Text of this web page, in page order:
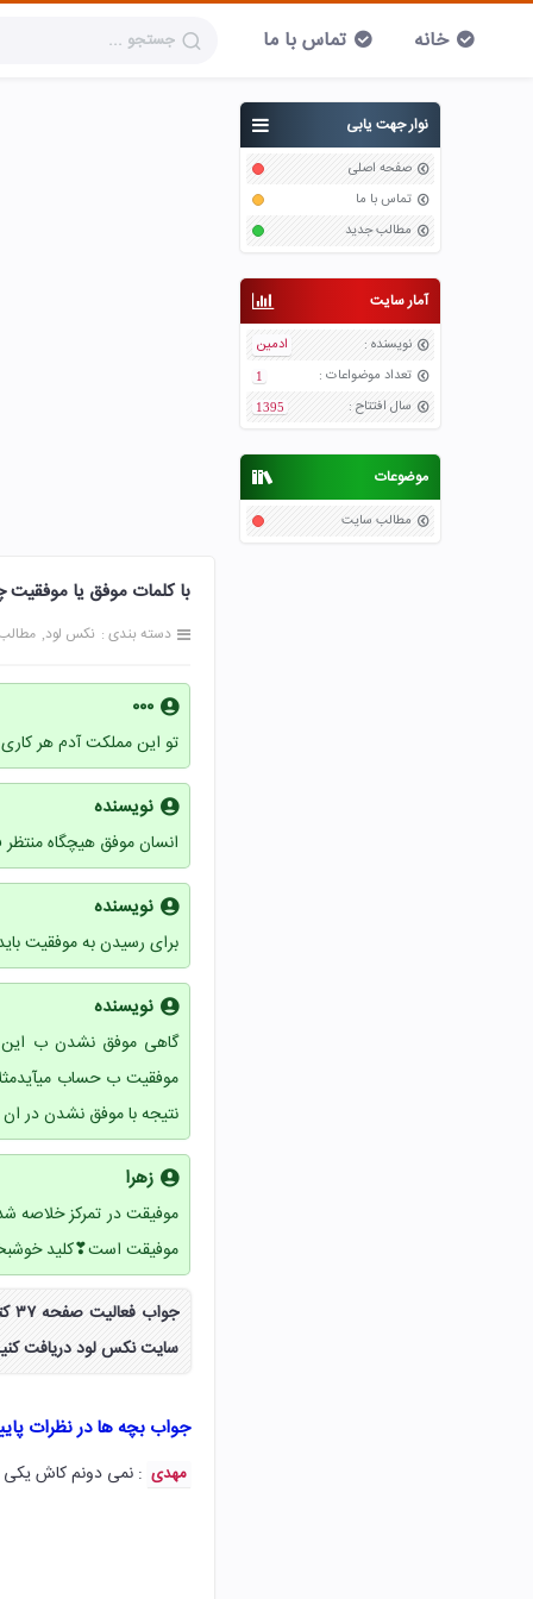
خانه تماس با ما
نوار جهت یابی
صفحه اصلی
تماس با ما
مطالب جدید
آمار سایت
نویسنده :
ادمین
تعداد موضواعات :
1
سال افتتاح :
1395
موضوعات
مطالب سایت
با کلمات موفق یا موفقیت چند جمله
دسته بندی : نکس لود
۰۰۰
تو این مملکت آدم هر
نویسنده
انسان موفق هیچگاه
نویسنده
برای رسیدن به موفقیت
نویسنده
گاهی موفق نشدن ب
موفقیت ب حساب
نتیجه با موفق نشدن در
زهرا
موفیقت در تمرکز خلاصه
موفیقت است❣کلید
سایت نکس لود دریافت
جواب بچه ها در نظرات
مهدی : نمی دونم کاش یکی